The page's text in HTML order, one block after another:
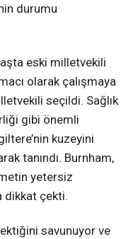
durumu
eski milletvekili
olarak çalışmaya
seçildi. Sağlık
gibi önemli
kuzeyini
tanındı. Burnham,
yetersiz
dikkat çekti.
savunuyor ve